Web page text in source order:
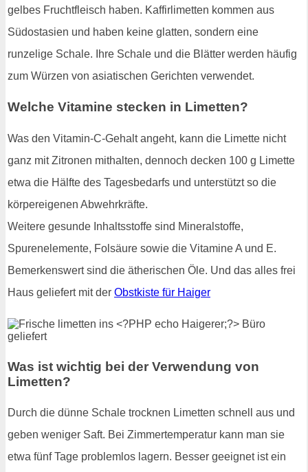
gelbes Fruchtfleisch haben. Kaffirlimetten kommen aus
Südostasien und haben keine glatten, sondern eine
runzelige Schale. Ihre Schale und die Blätter werden häufig
zum Würzen von asiatischen Gerichten verwendet.
Welche Vitamine stecken in Limetten?
Was den Vitamin-C-Gehalt angeht, kann die Limette nicht
ganz mit Zitronen mithalten, dennoch decken 100 g Limette
etwa die Hälfte des Tagesbedarfs und unterstützt so die
körpereigenen Abwehrkräfte.
Weitere gesunde Inhaltsstoffe sind Mineralstoffe,
Spurenelemente, Folsäure sowie die Vitamine A und E.
Bemerkenswert sind die ätherischen Öle. Und das alles frei
Haus geliefert mit der Obstkiste für Haiger
Was ist wichtig bei der Verwendung von
Limetten?
Durch die dünne Schale trocknen Limetten schnell aus und
geben weniger Saft. Bei Zimmertemperatur kann man sie
etwa fünf Tage problemlos lagern. Besser geeignet ist ein